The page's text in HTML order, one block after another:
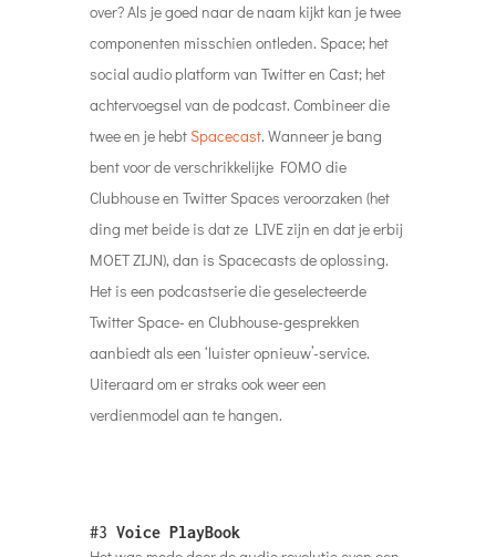
over? Als je goed naar de naam kijkt kan je twee
componenten misschien ontleden. Space; het
social audio platform van Twitter en Cast; het
achtervoegsel van de podcast. Combineer die
twee en je hebtSpacecast. Wanneer je bang
bent voor de verschrikkelijke FOMO die
Clubhouse en Twitter Spaces veroorzaken (het
ding met beide is dat ze LIVE zijn en dat je erbij
MOET ZIJN), dan is Spacecasts de oplossing.
Het is een podcastserie die geselecteerde
Twitter Space- en Clubhouse-gesprekken
aanbiedt als een ‘luister opnieuw’-service.
Uiteraard om er straks ook weer een
verdienmodel aan te hangen.
#3 Voice PlayBook